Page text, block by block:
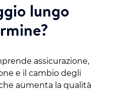
lungo
assicurazione,
e il cambio degli
aumenta la qualità